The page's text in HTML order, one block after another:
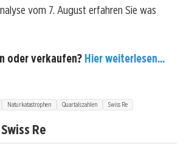
vom 7. August erfahren Sie was
oder verkaufen? Hier weiterlesen...
Naturkatastrophen Quartalszahlen Swiss Re
Re